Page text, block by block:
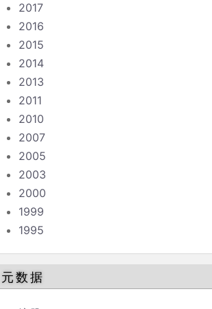
2017
2016
2015
2014
2013
2011
2010
2007
2005
2003
2000
1999
1995
元数据